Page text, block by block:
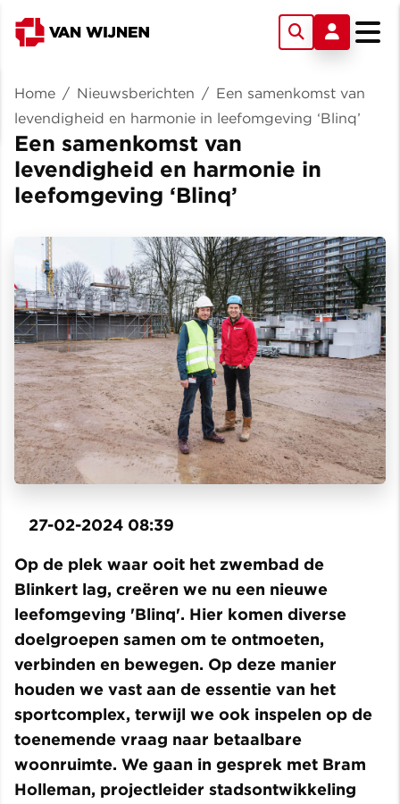
Home / Nieuwsberichten / Een samenkomst van
levendigheid en harmonie in leefomgeving ‘Blinq’
Een samenkomst van
levendigheid en harmonie in
leefomgeving ‘Blinq’
27-02-2024 08:39
Op de plek waar ooit het zwembad de
Blinkert lag, creëren we nu een nieuwe
leefomgeving 'Blinq'. Hier komen diverse
doelgroepen samen om te ontmoeten,
verbinden en bewegen. Op deze manier
houden we vast aan de essentie van het
sportcomplex, terwijl we ook inspelen op de
toenemende vraag naar betaalbare
woonruimte. We gaan in gesprek met Bram
Holleman, projectleider stadsontwikkeling